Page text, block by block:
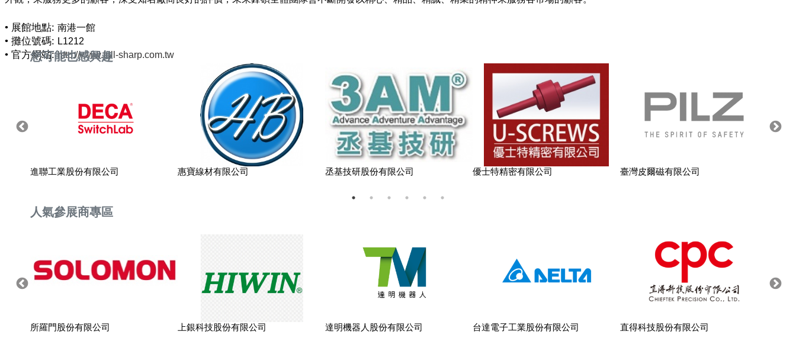
• 展館地點: 南港一館
• 攤位號碼: L1212
• 官方網站:http://www.full-sharp.com.tw
您可能也感興趣
進聯工業股份有限公司 惠寶線材有限公司 丞基技研股份有限公司 優士特精密有限公司 臺灣皮爾磁有限公司
人氣參展商專區
所羅門股份有限公司 上銀科技股份有限公司 達明機器人股份有限公司 台達電子工業股份有限公司 直得科技股份有限公司